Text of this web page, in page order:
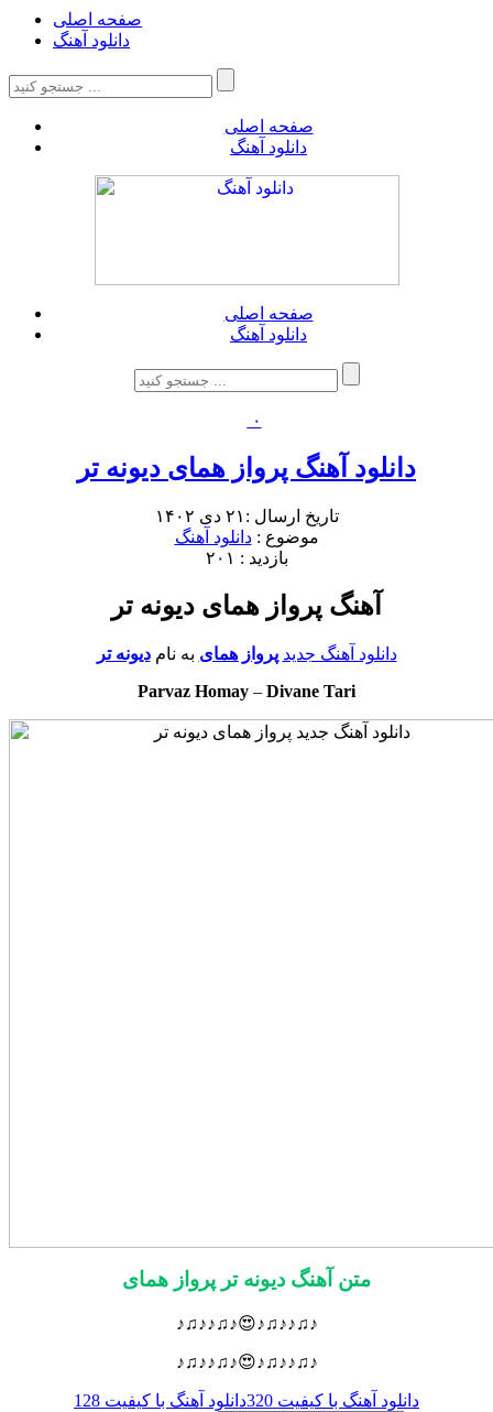
صفحه اصلی
دانلود آهنگ
صفحه اصلی
دانلود آهنگ
صفحه اصلی
دانلود آهنگ
۰
دانلود آهنگ پرواز همای دیونه تر
تاریخ ارسال :۲۱ دی ۱۴۰۲
موضوع :دانلود آهنگ
بازدید : ۲۰۱
آهنگ پرواز همای دیونه تر
دانلود آهنگ جدید پرواز همای به نامدیونه تر
Parvaz Homay – Divane Tari
متن آهنگ دیونه تر پرواز همای
♪♫♪♪♫♪😍♪♫♪♪♫♪
♪♫♪♪♫♪😍♪♫♪♪♫♪
دانلود آهنگ با کیفیت 320 دانلود آهنگ با کیفیت 128